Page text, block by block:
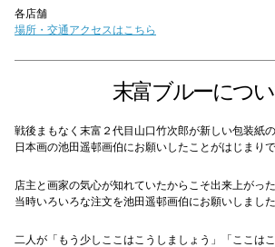
各店舗
場所・交通アクセスはこちら
末富ブルーにつ
戦後まもなく末富２代目山口竹次郎が新しい包装紙
日本画の池田遥邨画伯にお願いしたことがはじまりで
店主と画家の気心が知れていたからこそ出来上がった
当時いろいろな注文を池田遥邨画伯にお願いしました
二人が「もう少しここはこうしましょう」「ここはこ